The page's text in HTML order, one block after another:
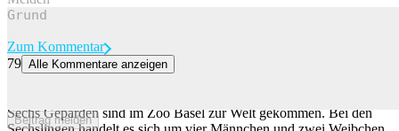
Beitrag melden
Zum Kommentar
79 Alle Kommentare anzeigen
Sechs Geparden sind im Zoo Basel zur Welt gekommen. Bei den